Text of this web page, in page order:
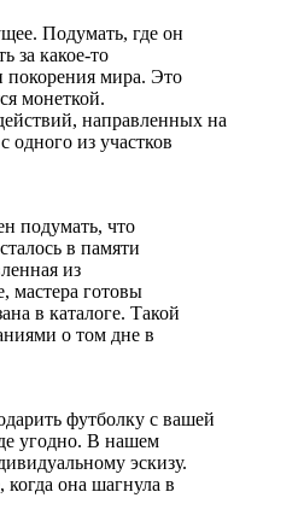
Подумать, где он
за какое-то
покорения мира. Это
монеткой.
направленных на
одного из участков
подумать, что
в памяти
из
мастера готовы
в каталоге. Такой
о том дне в
футболку с вашей
угодно. В нашем
эскизу.
она шагнула в